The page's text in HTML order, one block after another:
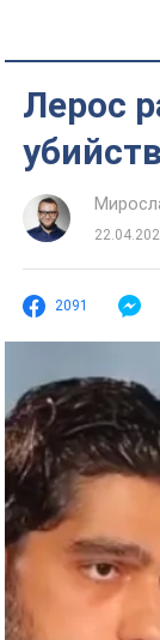
Лерос
2091